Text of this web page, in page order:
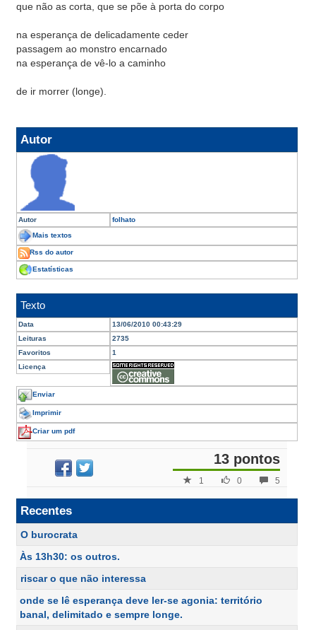
que não as corta, que se põe à porta do corpo
na esperança de delicadamente ceder
passagem ao monstro encarnado
na esperança de vê-lo a caminho
de ir morrer (longe).
Autor
Autor folhato
Mais textos
Rss do autor
Estatísticas
Texto
Data
13/06/2010 00:43:29
Leituras
2735
Favoritos
1
Licença
Enviar
Imprimir
Criar um pdf
13 pontos
5
0
1
Recentes
O burocrata
Às 13h30: os outros.
riscar o que não interessa
onde se lê esperança deve ler-se agonia: território
banal, delimitado e sempre longe.